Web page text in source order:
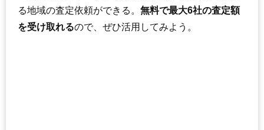
る地域の査定依頼ができる。 無料で最大6社の査定額
を受け取れるので、ぜひ活用してみよう。